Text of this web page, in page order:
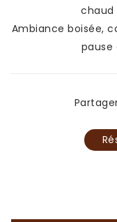
chaud
Ambiance boisée,
pause